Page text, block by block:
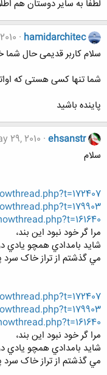
لطفا به سایر دوستان هم
hamidarchitec
سلام کاربر قدیمی حال
شما تنها کسی هستی که
پاینده باشید
ehsanstr
29, 2010
سلام
مرا گر خود نبود اين بند،
شايد بامدادي همچو يادي
مي گذشتم از تراز خاک
مرا گر خود نبود اين بند،
شايد بامدادي همچو يادي
مي گذشتم از تراز خاک